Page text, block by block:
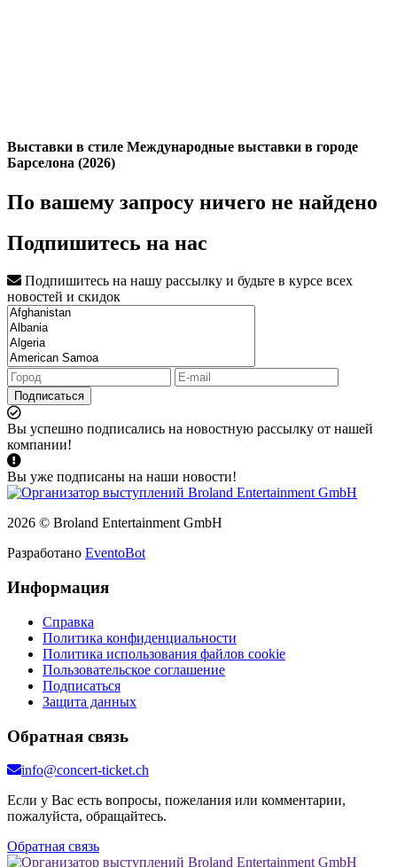
Выставки в стиле Международные выставки в городе
Барселона (2026)
По вашему запросу ничего не найдено
Подпишитесь на нас
Подпишитесь на нашу рассылку и будьте в курсе всех
новостей и скидок
Подписаться
Вы успешно подписались на новостную рассылку от нашей
компании!
Вы уже подписаны на наши новости!
2026 © Broland Entertainment GmbH
Разработано EventoBot
Информация
Справка
Политика конфиденциальности
Политика использования файлов cookie
Пользовательское соглашение
Подписаться
Защита данных
Обратная связь
info@concert-ticket.ch
Если у Вас есть вопросы, пожелания или комментарии,
пожалуйста, обращайтесь.
Обратная связь